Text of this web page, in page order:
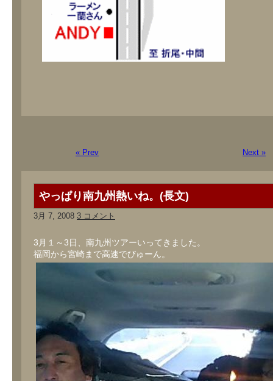
« Prev Next »
やっぱり南九州熱いね。(長文)
3月 7, 2008 3 コメント
3月１～3日、南九州ツアーいってきました。
福岡から宮崎まで高速でびゅーん。